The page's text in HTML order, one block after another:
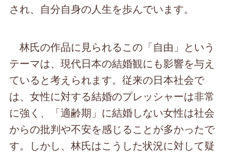
され、自分自身の人生を歩んでいます。
林氏の作品に見られるこの「自由」という
テーマは、現代日本の結婚観にも影響を与え
ていると考えられます。従来の日本社会で
は、女性に対する結婚のプレッシャーは非常
に強く、「適齢期」に結婚しない女性は社会
からの批判や不安を感じることが多かったで
す。しかし、林氏はこうした状況に対して疑